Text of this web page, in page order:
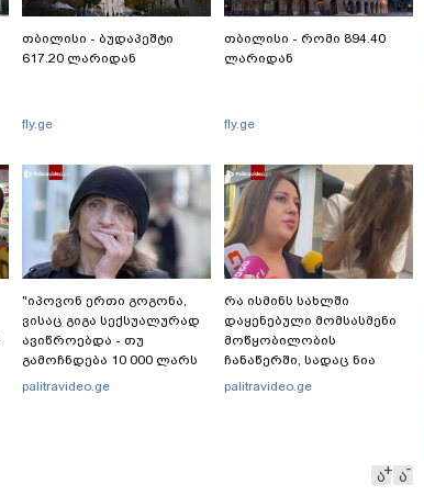
თბილისი - ბუდაპეშტი
617.20 ლარიდან
fly.ge
თბილისი - რომი 894.40
ლარიდან
fly.ge
"იპოვონ ერთი გოგონა,
ვისაც გიგა სექსუალურად
ავიწროებდა - თუ
გამოჩნდება 10 000 ლარს
ოფიციალურად,
palitravideo.ge
რა ისმინს სახლში
დაყენებული მომსასმენი
მოწყობილობის
ჩანაწერში, სადაც ნია
იმნაძე მამას ესაუბრება?
palitravideo.ge
ა ა